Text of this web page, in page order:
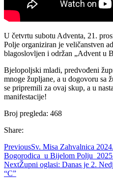
U četvrtu subotu Adventa, 21.
Polje organiziran je veličanstven
blagoslovljen i održan „Advent u
Bjelopoljski mladi, predvođeni
mnoge župljane, a u dogovoru sa
se pripremili za ovaj skup, a u
manifestacije!
Broj pregleda: 468
Share:
PreviousSv. Misa Zahvalnica
Bogorodica u Bijelom Polju
NextŽupni oglasi: Danas je 2.
“C”